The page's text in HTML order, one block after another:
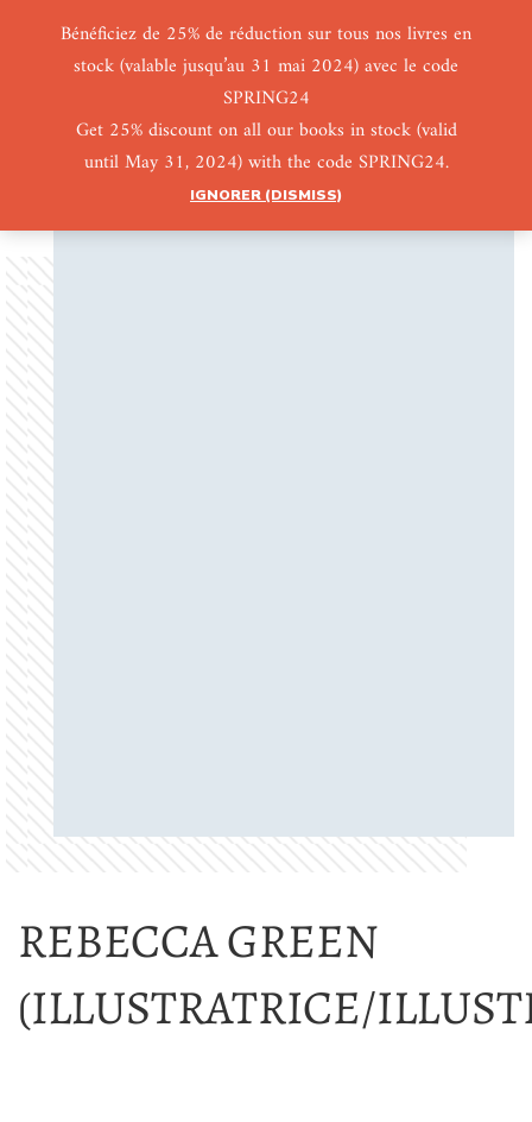
Bénéficiez de 25% de réduction sur tous nos livres en
stock (valable jusqu’au 31 mai 2024) avec le code
SPRING24
Get 25% discount on all our books in stock (valid
until May 31, 2024) with the code SPRING24.
IGNORER (DISMISS)
0 0
REBECCA GREEN
(ILLUSTRATRICE/